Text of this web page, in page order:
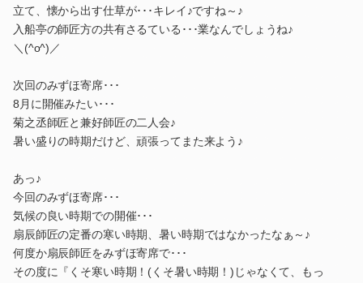
立て、懐から出す仕草が･･･キレイ♪ですね～♪
入船亭の師匠方の共有さるている･･･業なんでしょうね♪
＼(^o^)／
次回のみずほ寄席･･･
8月に開催みたい･･･
菊之丞師匠と兼好師匠の二人会♪
暑い盛りの時期だけど、頑張ってまた来よう♪
あっ♪
今回のみずほ寄席･･･
気候の良い時期での開催･･･
扇辰師匠の定番の寒い時期、暑い時期ではなかったなぁ～♪
何度か扇辰師匠をみずほ寄席で･･･
その度に『くそ寒い時期！(くそ暑い時期！)じゃなくて、もっ